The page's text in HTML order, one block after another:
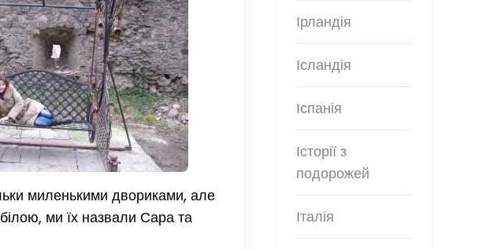
миленькими двориками, але
ми їх назвали Сара та
Ірландія
Ісландія
Іспанія
Історії з
подорожей
Італія